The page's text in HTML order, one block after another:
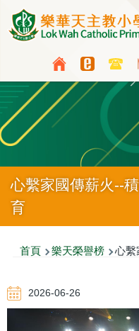
移至主內容
心繫家國傳薪火--
育
導
連
首頁 樂天榮譽榜 心繫
2026-06-26